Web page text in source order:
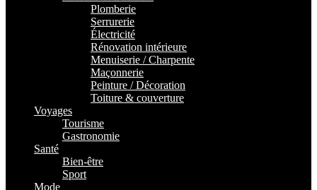
Plomberie
Serrurerie
Électricité
Rénovation intérieure
Menuiserie / Charpente
Maçonnerie
Peinture / Décoration
Toiture & couverture
Voyages
Tourisme
Gastronomie
Santé
Bien-être
Sport
Mode